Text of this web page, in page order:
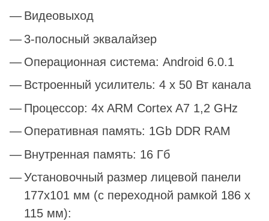
Видеовыход
3-полосный эквалайзер
Операционная система: Android 6.0.1
Встроенный усилитель: 4 х 50 Вт канала
Процессор: 4x ARM Cortex A7 1,2 GHz
Оперативная память: 1Gb DDR RAM
Внутренная память: 16 Гб
Установочный размер лицевой панели
177x101 мм (с переходной рамкой 186 х
115 мм):